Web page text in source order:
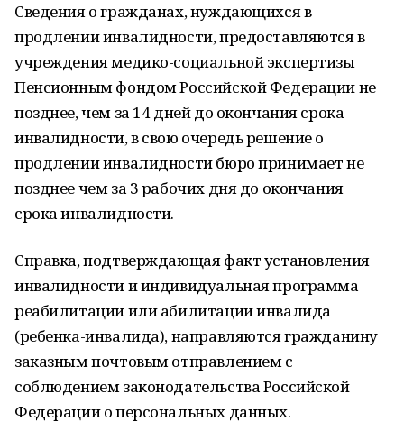
Сведения о гражданах, нуждающихся в
продлении инвалидности, предоставляются в
учреждения медико-социальной экспертизы
Пенсионным фондом Российской Федерации не
позднее, чем за 14 дней до окончания срока
инвалидности, в свою очередь решение о
продлении инвалидности бюро принимает не
позднее чем за 3 рабочих дня до окончания
срока инвалидности.
Справка, подтверждающая факт установления
инвалидности и индивидуальная программа
реабилитации или абилитации инвалида
(ребенка-инвалида), направляются гражданину
заказным почтовым отправлением с
соблюдением законодательства Российской
Федерации о персональных данных.